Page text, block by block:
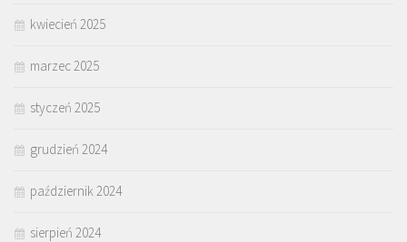
kwiecień 2025
marzec 2025
styczeń 2025
grudzień 2024
październik 2024
sierpień 2024